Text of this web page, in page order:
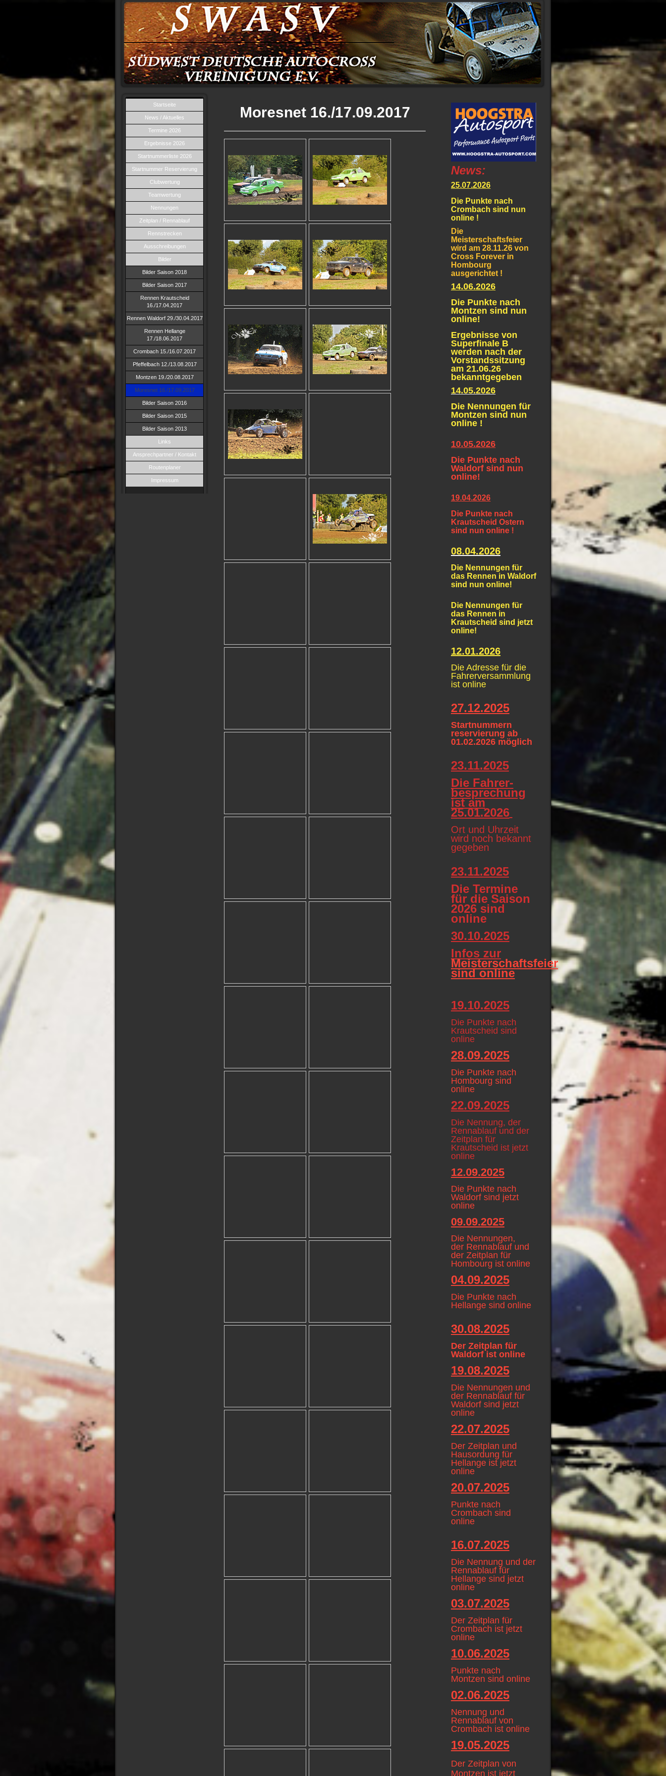
Startseite
News / Aktuelles
Termine 2026
Ergebnisse 2026
Startnummerliste 2026
Startnummer Reservierung
Clubwertung
Teamwertung
Nennungen
Zeitplan / Rennablauf
Rennstrecken
Ausschreibungen
Bilder
Bilder Saison 2018
Bilder Saison 2017
Rennen Krautscheid
16./17.04.2017
Rennen Waldorf 29./30.04.2017
Rennen Hellange
17./18.06.2017
Crombach 15./16.07.2017
Pfeffelbach 12./13.08.2017
Montzen 19./20.08.2017
Moresnet 16./17.09.2017
Bilder Saison 2016
Bilder Saison 2015
Bilder Saison 2013
Links
Ansprechpartner / Kontakt
Routenplaner
Impressum
Moresnet 16./17.09.2017
News:
25.07.2026
Die Punkte nach
Crombach sind nun
online !
Die
Meisterschaftsfeier
wird am 28.11.26 von
Cross Forever in
Hombourg
ausgerichtet !
14.06.2026
Die Punkte nach
Montzen sind nun
online!
Ergebnisse von
Superfinale B
werden nach der
Vorstandssitzung
am 21.06.26
bekanntgegeben
14.05.2026
Die Nennungen für
Montzen sind nun
online !
10.05.2026
Die Punkte nach
Waldorf sind nun
online!
19.04.2026
Die Punkte nach
Krautscheid Ostern
sind nun online !
08.04.2026
Die Nennungen für
das Rennen in Waldorf
sind nun online!
Die Nennungen für
das Rennen in
Krautscheid sind jetzt
online!
12.01.2026
Die Adresse für die
Fahrerversammlung
ist online
27.12.2025
Startnummern
reservierung ab
01.02.2026 möglich
23.11.2025
Die Fahrer-
besprechung
ist am
25.01.2026
Ort und Uhrzeit
wird noch bekannt
gegeben
23.11.2025
Die Termine
für die Saison
2026 sind
online
30.10.2025
Infos zur
Meisterschaftsfeier
sind online
19.10.2025
Die Punkte nach
Krautscheid sind
online
28.09.2025
Die Punkte nach
Hombourg sind
online
22.09.2025
Die Nennung, der
Rennablauf und der
Zeitplan für
Krautscheid ist jetzt
online
12.09.2025
Die Punkte nach
Waldorf sind jetzt
online
09.09.2025
Die Nennungen,
der Rennablauf und
der Zeitplan für
Hombourg ist online
04.09.2025
Die Punkte nach
Hellange sind online
30.08.2025
Der Zeitplan für
Waldorf ist online
19.08.2025
Die Nennungen und
der Rennablauf für
Waldorf sind jetzt
online
22.07.2025
Der Zeitplan und
Hausordung für
Hellange ist jetzt
online
20.07.2025
Punkte nach
Crombach sind
online
16.07.2025
Die Nennung und der
Rennablauf für
Hellange sind jetzt
online
03.07.2025
Der Zeitplan für
Crombach ist jetzt
online
10.06.2025
Punkte nach
Montzen sind online
02.06.2025
Nennung und
Rennablauf von
Crombach ist online
19.05.2025
Der Zeitplan von
Montzen ist jetzt